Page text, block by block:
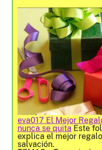
eva017 El Mejor
nunca se quita Este
explica el mejor
salvación.